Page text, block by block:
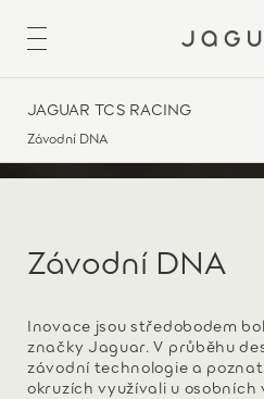
JAGUAR TCS RACING
Závodní DNA
Závodní DNA
Inovace jsou středobodem
značky Jaguar. V průběhu
závodní technologie a
okruzích využívali u osobních